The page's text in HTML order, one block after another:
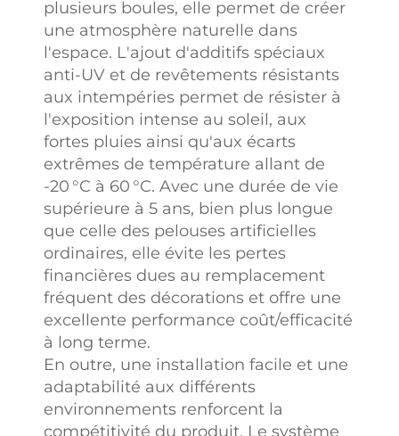
plusieurs boules, elle permet de créer
une atmosphère naturelle dans
l'espace. L'ajout d'additifs spéciaux
anti-UV et de revêtements résistants
aux intempéries permet de résister à
l'exposition intense au soleil, aux
fortes pluies ainsi qu'aux écarts
extrêmes de température allant de
-20 °C à 60 °C. Avec une durée de vie
supérieure à 5 ans, bien plus longue
que celle des pelouses artificielles
ordinaires, elle évite les pertes
financières dues au remplacement
fréquent des décorations et offre une
excellente performance coût/efficacité
à long terme.
En outre, une installation facile et une
adaptabilité aux différents
environnements renforcent la
compétitivité du produit. Le système